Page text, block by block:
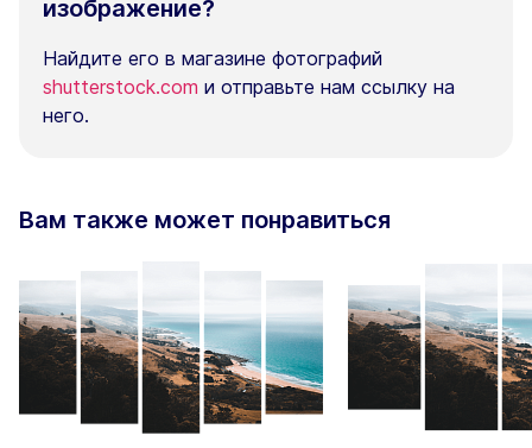
изображение?
Найдите его в магазине фотографий
shutterstock.com и отправьте нам ссылку на
него.
Вам также может понравиться